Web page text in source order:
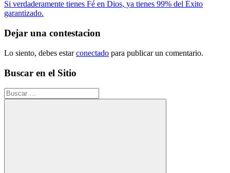
de
anterior:
Siguiente
entrada:
Si verdaderamente tienes Fé en Dios, ya tienes 99% del Éxito
garantizado.
Dejar una contestacion
Lo siento, debes estarconectado para publicar un comentario.
Buscar en el Sitio
Buscar: